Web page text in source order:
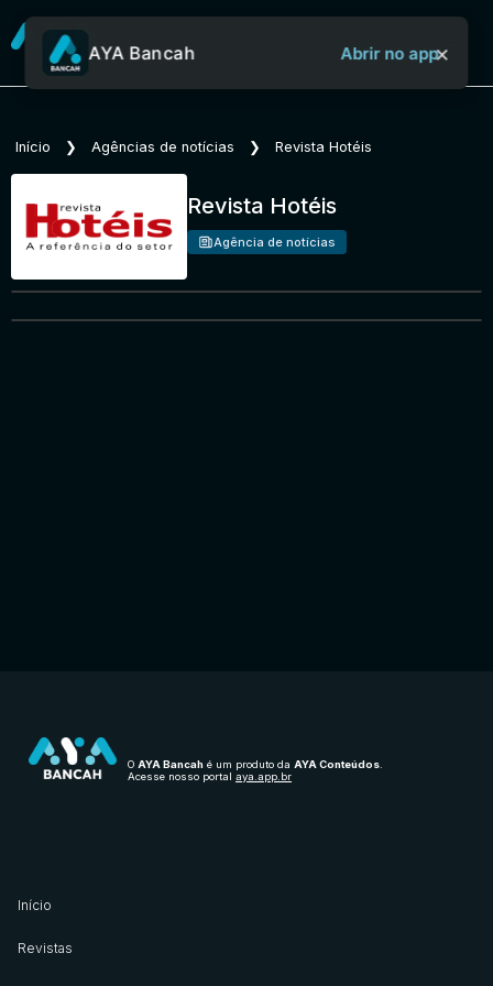
Sobre o Aya Bancah
AYA Bancah Abrir no app×
Início ❯ Agências de notícias ❯ Revista Hotéis
Revista Hotéis
Agência de notícias
O AYA Bancah é um produto da AYA Conteúdos
Acesse nosso portal aya.app.br
Início
Revistas